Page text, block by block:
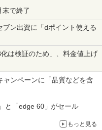
末で終了
ン出資に「dポイント使える
は検証のため」、料金値上げ
ンペーンに「品質などを含
と「edge 60」がセール
もっと見る